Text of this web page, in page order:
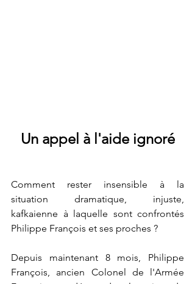
Un appel à l'aide ignoré
Comment rester insensible à la
situation dramatique, injuste,
kafkaienne à laquelle sont confrontés
Philippe François et ses proches ?
Depuis maintenant 8 mois, Philippe
François, ancien Colonel de l'Armée